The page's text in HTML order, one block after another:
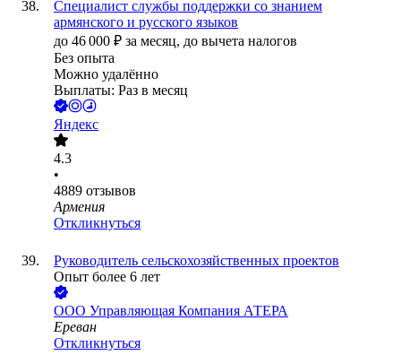
Специалист службы поддержки со знанием
армянского и русского языков
до 46 000 ₽ за месяц, до вычета налогов
Без опыта
Можно удалённо
Выплаты: Раз в месяц
Яндекс
4.3
•
4889 отзывов
Армения
Откликнуться
Руководитель сельскохозяйственных проектов
Опыт более 6 лет
ООО Управляющая Компания АТЕРА
Ереван
Откликнуться